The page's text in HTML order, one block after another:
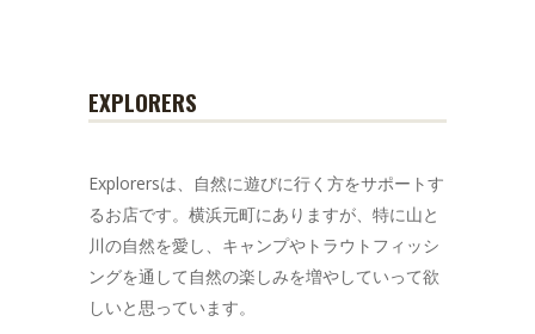
EXPLORERS
Explorersは、自然に遊びに行く方をサポートす
るお店です。横浜元町にありますが、特に山と
川の自然を愛し、キャンプやトラウトフィッシ
ングを通して自然の楽しみを増やしていって欲
しいと思っています。